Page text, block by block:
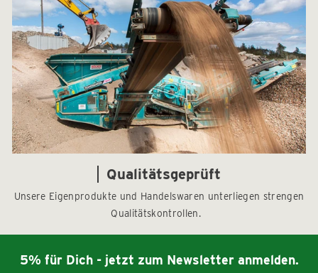
Qualitätsgeprüft
Unsere Eigenprodukte und Handelswaren unterliegen strengen
Qualitätskontrollen.
5% für Dich - jetzt zum Newsletter anmelden.